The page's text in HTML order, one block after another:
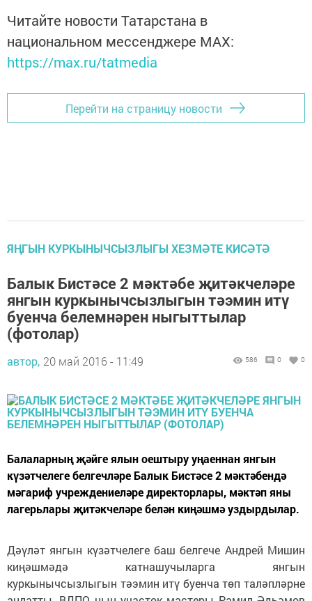
Читайте новости Татарстана в
национальном мессенджере MАХ:
https://max.ru/tatmedia
Перейти на страницу новости
ЯҢГЫН КУРКЫНЫЧСЫЗЛЫГЫ ХЕЗМӘТЕ КИСӘТӘ
Балык Бистәсе 2 мәктәбе җитәкчеләре
янгын куркынычсызлыгын тәэмин итү
буенча белемнәрен ныгыттылар
(фотолар)
автор, 20 май 2016 - 11:49 586 0 0
Балаларның җәйге ялын оештыру уңаеннан янгын
күзәтчелеге белгечләре Балык Бистәсе 2 мәктәбендә
мәгариф учреждениеләре директорлары, мәктәп яны
лагерьлары җитәкчеләре белән киңәшмә уздырдылар.
Дәүләт янгын күзәтчелеге баш белгече Андрей Мишин
киңәшмәдә катнашучыларга янгын
куркынычсызлыгын тәэмин итү буенча төп таләпләрне